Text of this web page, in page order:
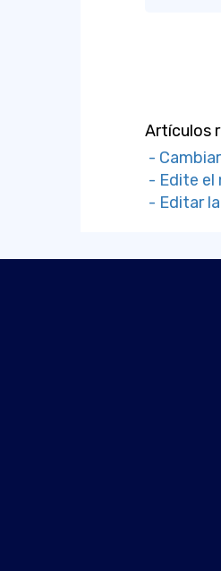
Artículos
-
- Edite el
- Editar